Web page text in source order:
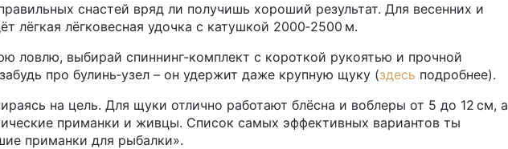
снастей вряд ли получишь хороший результат. Для весенних и
лёгкая лёгковесная удочка с катушкой 2000‑2500 м.
ловлю, выбирай спиннинг‑комплект с короткой рукоятью и прочной
про булинь‑узел – он удержит даже крупную щуку (здесь подробнее).
на цель. Для щуки отлично работают блёсна и воблеры от 5 до 12 см, а
приманки и живцы. Список самых эффективных вариантов ты
приманки для рыбалки».